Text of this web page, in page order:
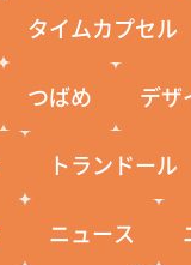
タイムカプセル
つばめ デザ
トランドール
ニュース